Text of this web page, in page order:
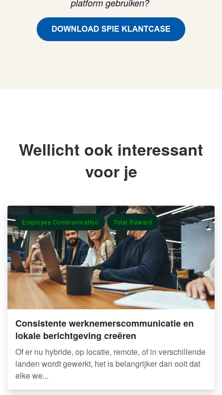
platform gebruiken?
Wellicht ook interessant
voor je
Employee Communication Total Reward
Consistente werknemerscommunicatie en
lokale berichtgeving creëren
Of er nu hybride, op locatie, remote, of in verschillende
landen wordt gewerkt, het is belangrijker dan ooit dat
elke we...